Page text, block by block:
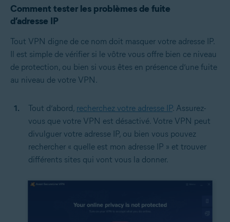
Comment tester les problèmes de fuite
d’adresse IP
Tout VPN digne de ce nom doit masquer votre adresse IP.
Il est simple de vérifier si le vôtre vous offre bien ce niveau
de protection, ou bien si vous êtes en présence d’une fuite
au niveau de votre VPN.
Tout d’abord, recherchez votre adresse IP. Assurez-
vous que votre VPN est désactivé. Votre VPN peut
divulguer votre adresse IP, ou bien vous pouvez
rechercher « quelle est mon adresse IP » et trouver
différents sites qui vont vous la donner.